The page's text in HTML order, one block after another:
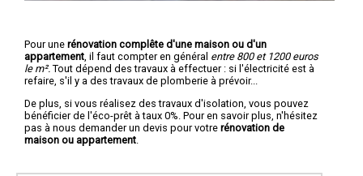
Pour une rénovation complête d'une maison ou d'un
appartement , il faut compter en général entre 800 et 1200 euros
le m². Tout dépend des travaux à effectuer : si l'électricité est à
refaire, s'il y a des travaux de plomberie à prévoir...
De plus, si vous réalisez des travaux d'isolation, vous pouvez
bénéficier de l'éco-prêt à taux 0%. Pour en savoir plus, n'hésitez
pas à nous demander un devis pour votre rénovation de
maison ou appartement